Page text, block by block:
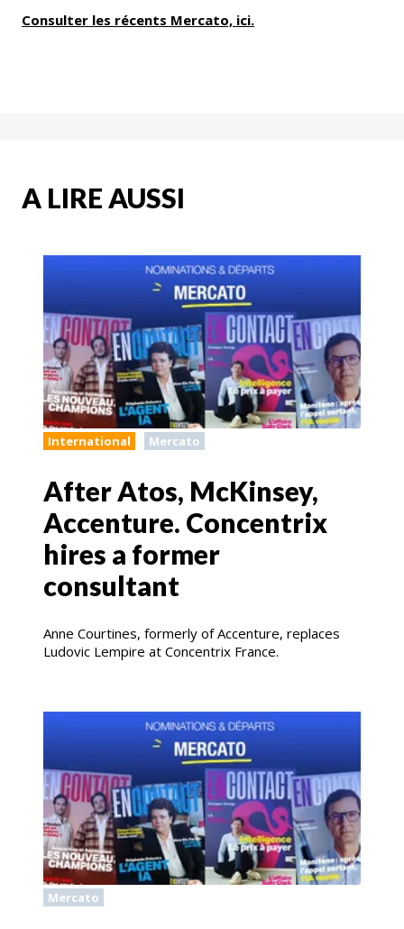
Consulter les récents Mercato, ici.
A LIRE AUSSI
International Mercato
After Atos, McKinsey,
Accenture. Concentrix
hires a former
consultant
Anne Courtines, formerly of Accenture, replaces
Ludovic Lempire at Concentrix France.
Mercato